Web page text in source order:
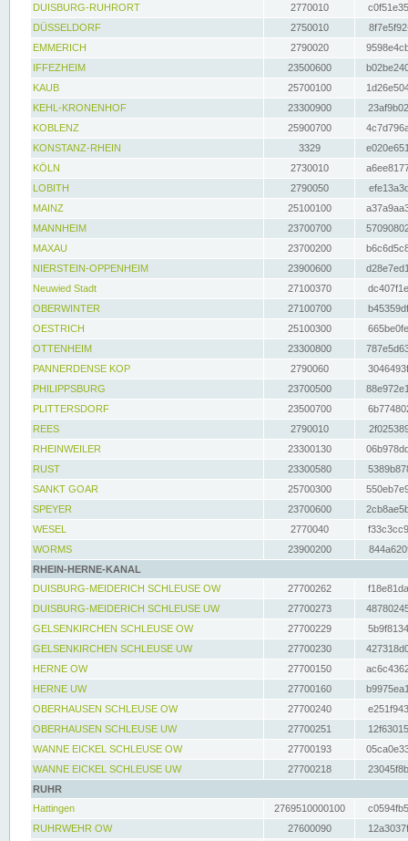
DUISBURG-RUHRORT
2770010
DÜSSELDORF
2750010
EMMERICH
2790020
IFFEZHEIM
23500600
KAUB
25700100
KEHL-KRONENHOF
23300900
KOBLENZ
25900700
KONSTANZ-RHEIN
3329
KÖLN
2730010
LOBITH
2790050
MAINZ
25100100
MANNHEIM
23700700
MAXAU
23700200
NIERSTEIN-OPPENHEIM
23900600
Neuwied Stadt
27100370
OBERWINTER
27100700
OESTRICH
25100300
OTTENHEIM
23300800
PANNERDENSE KOP
2790060
PHILIPPSBURG
23700500
PLITTERSDORF
23500700
REES
2790010
RHEINWEILER
23300130
RUST
23300580
SANKT GOAR
25700300
SPEYER
23700600
WESEL
2770040
WORMS
23900200
RHEIN-HERNE-KANAL
DUISBURG-MEIDERICH SCHLEUSE OW
27700262
DUISBURG-MEIDERICH SCHLEUSE UW
27700273
GELSENKIRCHEN SCHLEUSE OW
27700229
GELSENKIRCHEN SCHLEUSE UW
27700230
HERNE OW
27700150
HERNE UW
27700160
OBERHAUSEN SCHLEUSE OW
27700240
OBERHAUSEN SCHLEUSE UW
27700251
WANNE EICKEL SCHLEUSE OW
27700193
WANNE EICKEL SCHLEUSE UW
27700218
RUHR
Hattingen
2769510000100
RUHRWEHR OW
27600090